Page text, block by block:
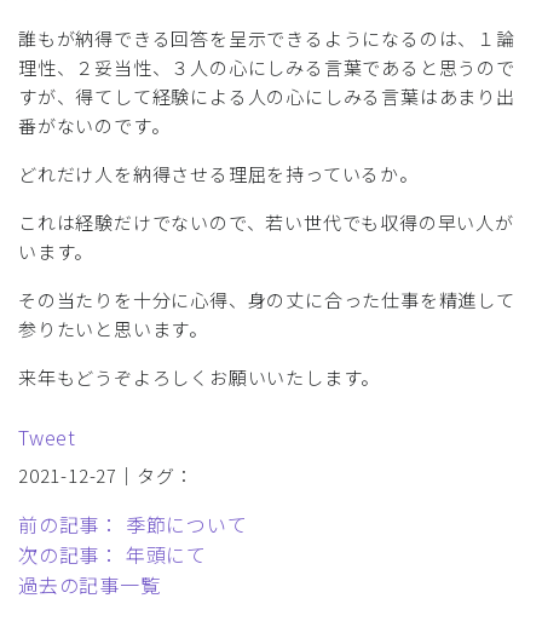
誰もが納得できる回答を呈示できるようになるのは、１論
理性、２妥当性、３人の心にしみる言葉であると思うので
すが、得てして経験による人の心にしみる言葉はあまり出
番がないのです。
どれだけ人を納得させる理屈を持っているか。
これは経験だけでないので、若い世代でも収得の早い人が
います。
その当たりを十分に心得、身の丈に合った仕事を精進して
参りたいと思います。
来年もどうぞよろしくお願いいたします。
Tweet
2021-12-27｜タグ：
前の記事： 季節について
次の記事： 年頭にて
過去の記事一覧